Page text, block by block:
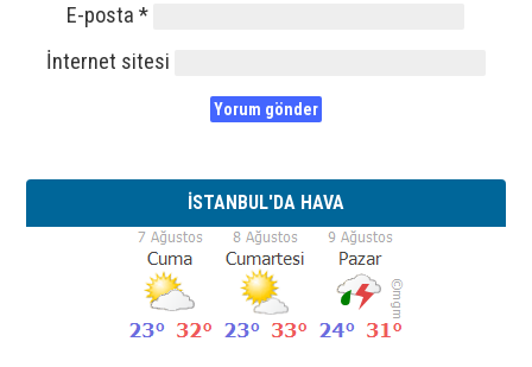
E-posta*
İnternet sitesi
İSTANBUL'DA HAVA